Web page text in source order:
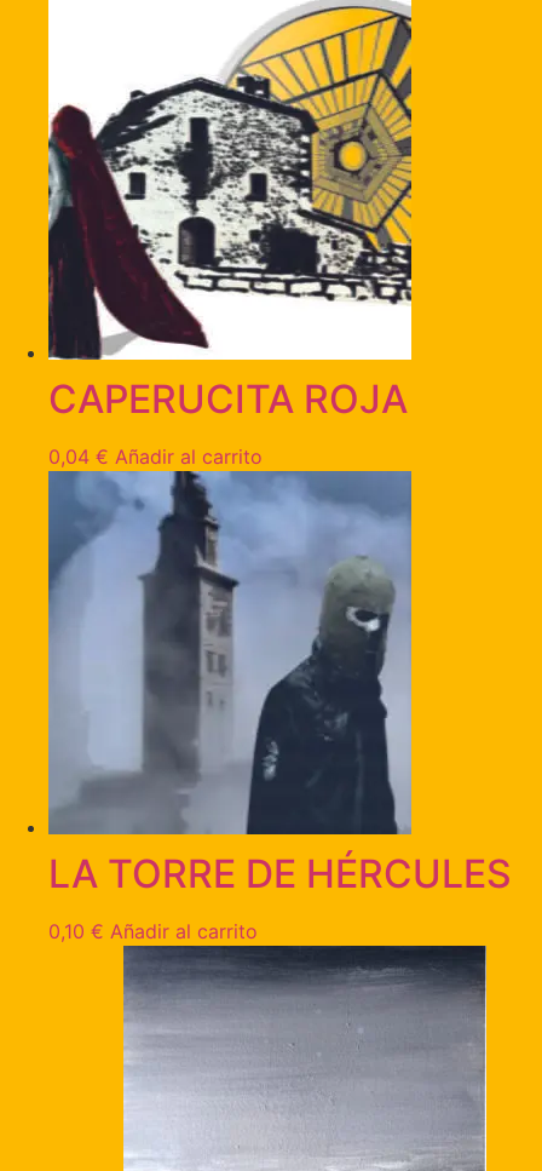
CAPERUCITA ROJA
0,04 € Añadir al carrito
LA TORRE DE HÉRCULES
0,10 € Añadir al carrito